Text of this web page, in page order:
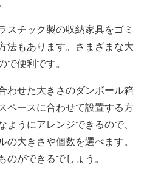
スチック製の収納家具をゴミ
法もあります。さまざまな大
で便利です。
わせた大きさのダンボール箱
ペースに合わせて設置する方
ようにアレンジできるので、
の大きさや個数を選べます。
のができるでしょう。